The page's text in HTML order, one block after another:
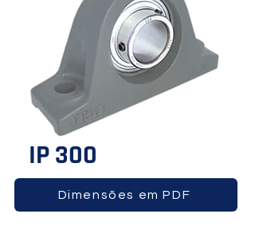
IP 300
Dimensões em PDF